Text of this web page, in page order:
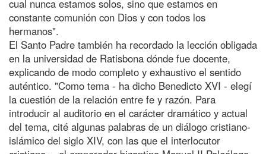
cual nunca estamos solos, sino que estamos en
constante comunión con Dios y con todos los
hermanos".
El Santo Padre también ha recordado la lección obligada
en la universidad de Ratisbona dónde fue docente,
explicando de modo completo y exhaustivo el sentido
auténtico. "Como tema - ha dicho Benedicto XVI - elegí
la cuestión de la relación entre fe y razón. Para
introducir al auditorio en el carácter dramático y actual
del tema, cité algunas palabras de un diálogo cristiano-
islámico del siglo XIV, con las que el interlocutor